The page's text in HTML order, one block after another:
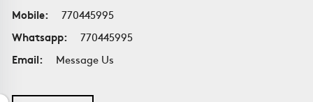
Mobile:
770445995
Whatsapp:
770445995
Email:
Message Us